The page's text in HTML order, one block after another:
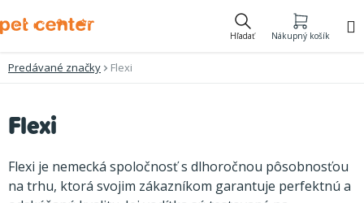
na
Hľadať Nákupný košík
Predávané značky Flexi
Flexi
Flexi je nemecká spoločnosť s dlhoročnou pôsobnosťou
na trhu, ktorá svojim zákazníkom garantuje perfektnú a
V
ý
p
i